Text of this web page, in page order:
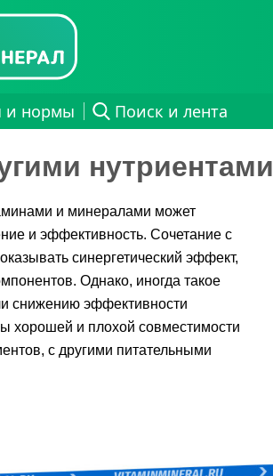
и нормы Поиск и лента
нутриентами
и минералами может
и эффективность. Сочетание с
синергетический эффект,
Однако, иногда такое
снижению эффективности
хорошей и плохой совместимости
с другими питательными